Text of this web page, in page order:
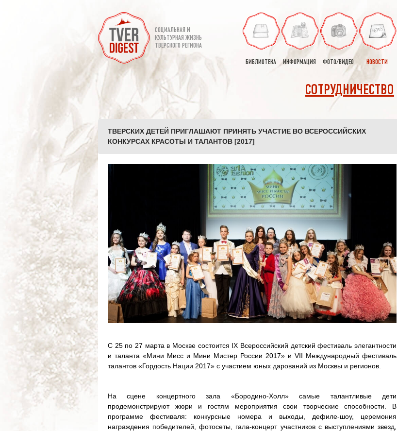
СОЦИАЛЬНАЯ И
КУЛЬТУРНАЯ ЖИЗНЬ
ТВЕРСКОГО РЕГИОНА
БИБЛИОТЕКА ИНФОРМАЦИЯ ФОТО/ВИДЕО НОВОСТИ
СОТРУДНИЧЕСТВО
ТВЕРСКИХ ДЕТЕЙ ПРИГЛАШАЮТ ПРИНЯТЬ УЧАСТИЕ ВО ВСЕРОССИЙСКИХ
КОНКУРСАХ КРАСОТЫ И ТАЛАНТОВ [2017]
С 25 по 27 марта в Москве состоится IX Всероссийский детский фестиваль элегантности
и таланта «Мини Мисс и Мини Мистер России 2017» и VII Международный фестиваль
талантов «Гордость Нации 2017» с участием юных дарований из Москвы и регионов.
На сцене концертного зала «Бородино-Холл» самые талантливые дети
продемонстрируют жюри и гостям мероприятия свои творческие способности. В
программе фестиваля: конкурсные номера и выходы, дефиле-шоу, церемония
награждения победителей, фотосеты, гала-концерт участников с выступлениями звезд,